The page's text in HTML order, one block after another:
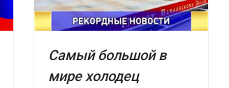
Самый большой в
мире холодец